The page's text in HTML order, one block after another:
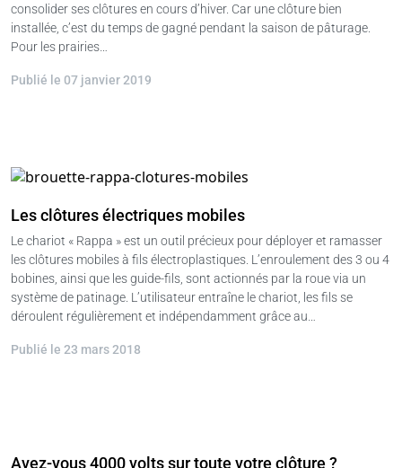
consolider ses clôtures en cours d’hiver. Car une clôture bien
installée, c’est du temps de gagné pendant la saison de pâturage.
Pour les prairies…
Publié le 07 janvier 2019
Les clôtures électriques mobiles
Le chariot « Rappa » est un outil précieux pour déployer et ramasser
les clôtures mobiles à fils électroplastiques. L’enroulement des 3 ou 4
bobines, ainsi que les guide-fils, sont actionnés par la roue via un
système de patinage. L’utilisateur entraîne le chariot, les fils se
déroulent régulièrement et indépendamment grâce au…
Publié le 23 mars 2018
Avez-vous 4000 volts sur toute votre clôture ?